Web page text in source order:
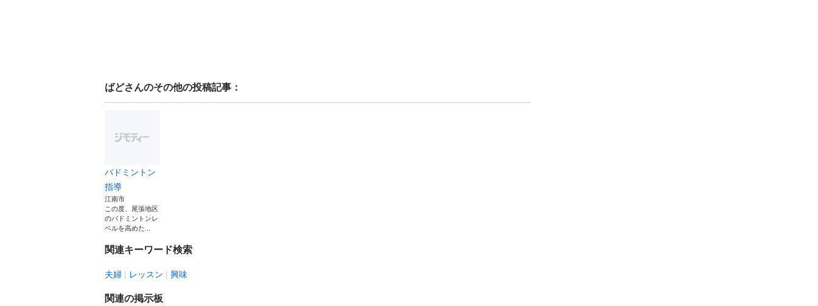
ばどさんのその他の投稿記事：
バドミントン
指導
江南市
この度、尾張地区
のバドミントンレ
ベルを高めた...
関連キーワード検索
夫婦 レッスン 興味
関連の掲示板